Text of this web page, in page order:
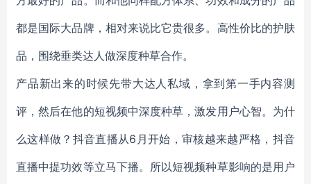
都是国际大品牌，相对来说比它贵很多。高性价比的护肤
品，围绕垂类达人做深度种草合作。
产品新出来的时候先带大达人私域，拿到第一手内容测
评，然后在他的短视频中深度种草，激发用户心智。为什
么这样做？抖音直播从6月开始，审核越来越严格，抖音
直播中提功效等立马下播。所以短视频种草影响的是用户